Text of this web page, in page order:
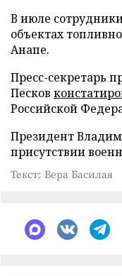
В июле
объектах
Анапе.
Пресс-секретарь
Песков
Российской
Президент
присутствии
Текст: Вера Басилая